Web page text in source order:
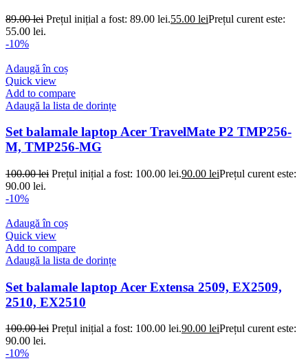
89.00lei Prețul inițial a fost: 89.00 lei.55.00 leiPrețul curent este:
55.00 lei.
-10%
Adaugă în coș
Quick view
Add to compare
Adaugă la lista de dorințe
Set balamale laptop Acer TravelMate P2 TMP256-
M, TMP256-MG
100.00lei Prețul inițial a fost: 100.00 lei.90.00 leiPrețul curent este:
90.00 lei.
-10%
Adaugă în coș
Quick view
Add to compare
Adaugă la lista de dorințe
Set balamale laptop Acer Extensa 2509, EX2509,
2510, EX2510
100.00lei Prețul inițial a fost: 100.00 lei.90.00 leiPrețul curent este:
90.00 lei.
-10%